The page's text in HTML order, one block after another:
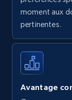
URL, Final
moment aux
pertinentes.
Avantage